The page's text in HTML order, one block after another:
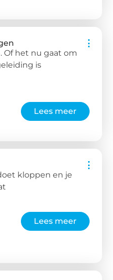
Of het nu gaat om
is
Lees meer
kloppen en je
Lees meer